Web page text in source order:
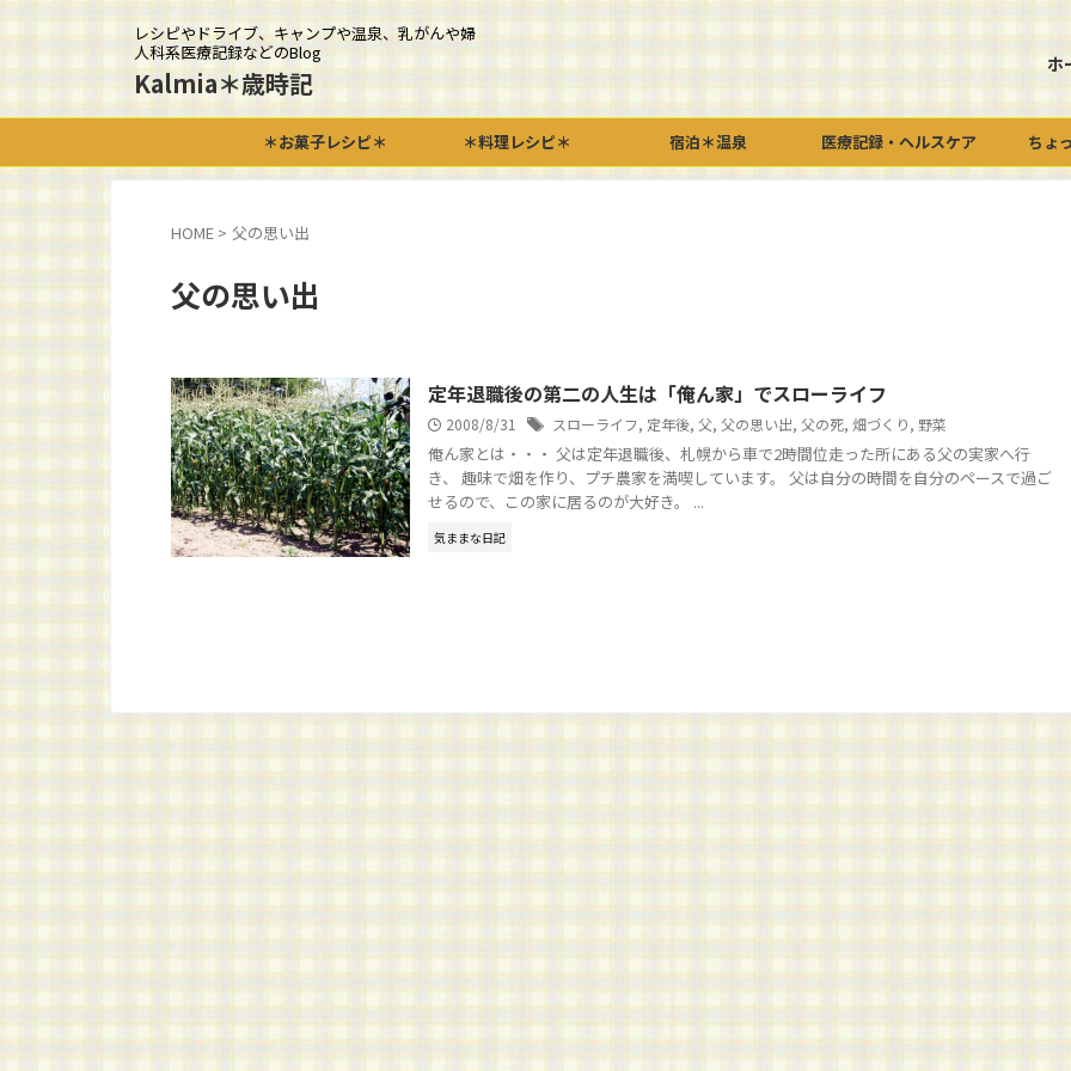
レシピやドライブ、キャンプや温泉、乳がんや婦
人科系医療記録などのBlog
Kalmia＊歳時記
ホ
＊お菓子レシピ＊ ＊料理レシピ＊ 宿泊＊温泉 医療記録・ヘルスケア ちょ
HOME > 父の思い出
父の思い出
定年退職後の第二の人生は「俺ん家」でスローライフ
2008/8/31 スローライフ, 定年後, 父, 父の思い出, 父の死, 畑づくり, 野菜
俺ん家とは・・・ 父は定年退職後、札幌から車で2時間位走った所にある父の実家へ行
き、 趣味で畑を作り、プチ農家を満喫しています。 父は自分の時間を自分のペースで過ご
せるので、この家に居るのが大好き。 ...
気ままな日記